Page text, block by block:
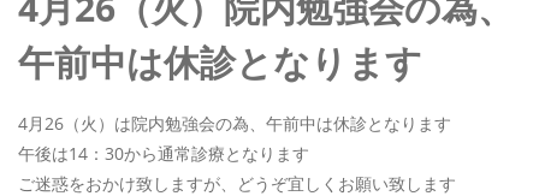
ホワイトニング
小児歯科
午前中は休診となります
4月26（火）は院内勉強会の為、午前中は休診となります
午後は14：30から通常診療となります
ご迷惑をおかけ致しますが、どうぞ宜しくお願い致します